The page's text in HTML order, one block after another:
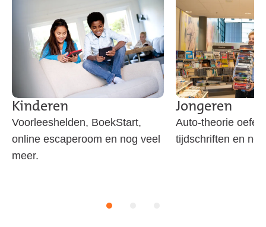
Kinderen
Voorleeshelden, BoekStart,
online escaperoom en nog veel
meer.
Jongeren
Auto-theorie
tijdschriften en